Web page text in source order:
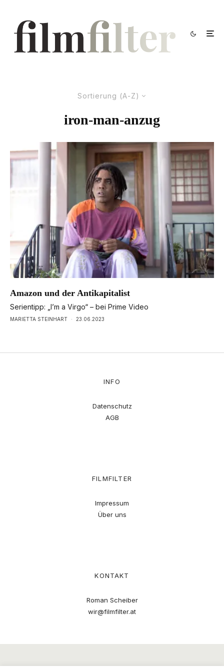
Sortierung (A-Z)
iron-man-anzug
Amazon und der Antikapitalist
Serientipp: „I’m a Virgo“ – bei Prime Video
MARIETTA STEINHART · 23.06.2023
INFO
Datenschutz
AGB
FILMFILTER
Impressum
Über uns
KONTAKT
Roman Scheiber
wir@filmfilter.at